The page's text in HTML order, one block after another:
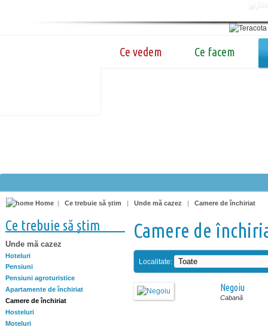
Ce vedem Ce facem
Home | Ce trebuie să știm | Unde mă cazez | Camere de închiriat
Ce trebuie să știm
Unde mă cazez
Hoteluri
Pensiuni
Pensiuni agroturistice
Apartamente de închiriat
Camere de închiriat
Hosteluri
Moteluri
Camere de
Localitate:
Negoiu
Cabană